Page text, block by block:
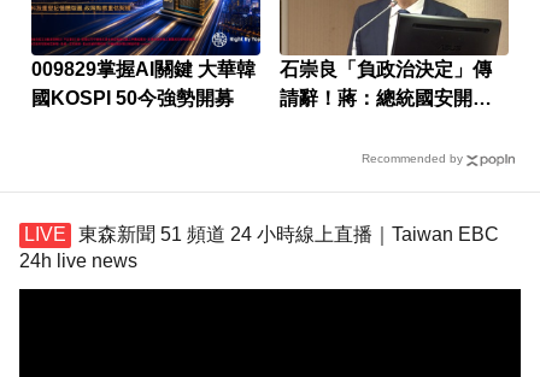
009829掌握AI關鍵 大華韓
國KOSPI 50今強勢開募
石崇良「負政治決定」傳
請辭！蔣：總統國安開了
Recommended by
東森新聞 51 頻道 24 小時線上直播｜Taiwan EBC
24h live news